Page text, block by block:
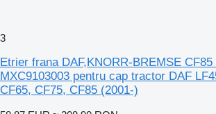
3
Etrier frana DAF,KNORR-BREMSE CF85
MXC9103003 pentru cap tractor DAF
CF65, CF75, CF85 (2001-)